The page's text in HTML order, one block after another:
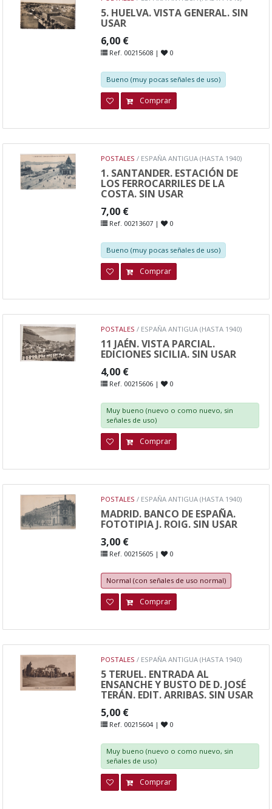
5. HUELVA. VISTA GENERAL. SIN
USAR
6,00 €
Ref. 00215608 | 0
Bueno (muy pocas señales de uso)
Comprar
POSTALES / ESPAÑA ANTIGUA (HASTA 1940)
1. SANTANDER. ESTACIÓN DE
LOS FERROCARRILES DE LA
COSTA. SIN USAR
7,00 €
Ref. 00213607 | 0
Bueno (muy pocas señales de uso)
Comprar
POSTALES / ESPAÑA ANTIGUA (HASTA 1940)
11 JAÉN. VISTA PARCIAL.
EDICIONES SICILIA. SIN USAR
4,00 €
Ref. 00215606 | 0
Muy bueno (nuevo o como nuevo, sin
señales de uso)
Comprar
POSTALES / ESPAÑA ANTIGUA (HASTA 1940)
MADRID. BANCO DE ESPAÑA.
FOTOTIPIA J. ROIG. SIN USAR
3,00 €
Ref. 00215605 | 0
Normal (con señales de uso normal)
Comprar
POSTALES / ESPAÑA ANTIGUA (HASTA 1940)
5 TERUEL. ENTRADA AL
ENSANCHE Y BUSTO DE D. JOSÉ
TERÁN. EDIT. ARRIBAS. SIN USAR
5,00 €
Ref. 00215604 | 0
Muy bueno (nuevo o como nuevo, sin
señales de uso)
Comprar